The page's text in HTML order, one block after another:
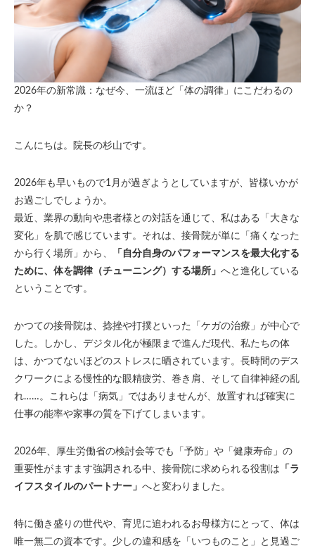
2026年の新常識：なぜ今、一流ほど「体の調律」にこだわるの
か？
こんにちは。院長の杉山です。
2026年も早いもので1月が過ぎようとしていますが、皆様いかが
お過ごしでしょうか。
最近、業界の動向や患者様との対話を通じて、私はある「大きな
変化」を肌で感じています。それは、接骨院が単に「痛くなった
から行く場所」から、
「自分自身のパフォーマンスを最大化する
ために、体を調律（チューニング）する場所」 へと進化している
ということです。
かつての接骨院は、捻挫や打撲といった「ケガの治療」が中心で
した。しかし、デジタル化が極限まで進んだ現代、私たちの体
は、かつてないほどのストレスに晒されています。長時間のデス
クワークによる慢性的な眼精疲労、巻き肩、そして自律神経の乱
れ……。これらは「病気」ではありませんが、放置すれば確実に
仕事の能率や家事の質を下げてしまいます。
2026年、厚生労働省の検討会等でも「予防」や「健康寿命」の
重要性がますます強調される中、接骨院に求められる役割は 「ラ
イフスタイルのパートナー」 へと変わりました。
特に働き盛りの世代や、育児に追われるお母様方にとって、体は
唯一無二の資本です。少しの違和感を「いつものこと」と見過ご